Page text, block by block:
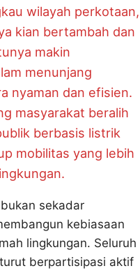
wilayah perkotaan,
kian bertambah dan
makin
menunjang
nyaman dan efisien.
masyarakat beralih
berbasis listrik
mobilitas yang lebih
sekadar
kebiasaan
lingkungan. Seluruh
berpartisipasi aktif